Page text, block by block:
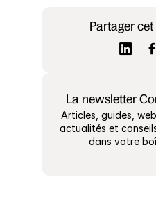
Partager
La newsletter
Articles, guides,
actualités et
dans votre